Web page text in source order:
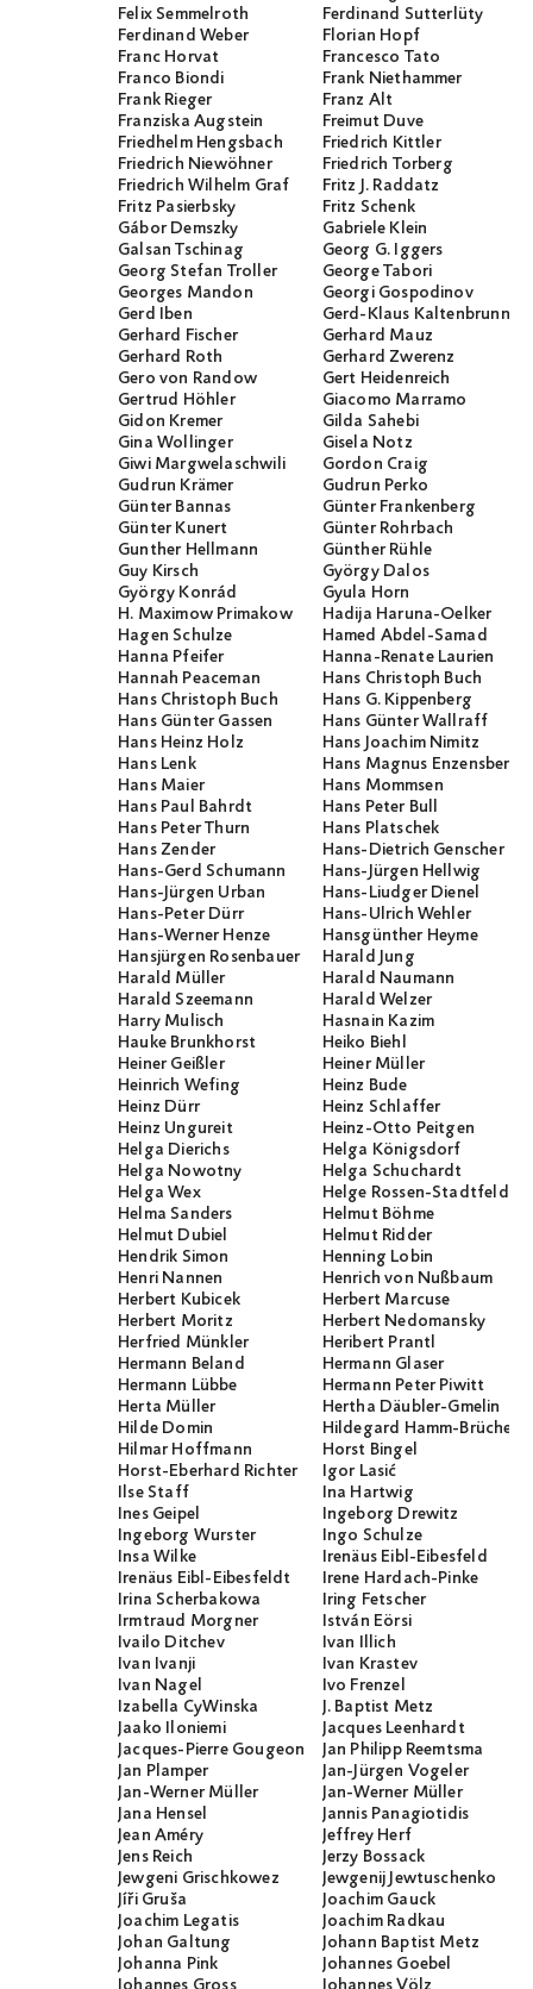
Felix Semmelroth
Ferdinand Sutterlüty
Ferdinand Weber
Florian Hopf
Franc Horvat
Francesco Tato
Franco Biondi
Frank Niethammer
Frank Rieger
Franz Alt
Franziska Augstein
Freimut Duve
Friedhelm Hengsbach
Friedrich Kittler
Friedrich Niewöhner
Friedrich Torberg
Friedrich Wilhelm Graf
Fritz J. Raddatz
Fritz Pasierbsky
Fritz Schenk
Gábor Demszky
Gabriele Klein
Galsan Tschinag
Georg G. Iggers
Georg Stefan Troller
George Tabori
Georges Mandon
Georgi Gospodinov
Gerd Iben
Gerd-Klaus Kaltenbrunner
Gerhard Fischer
Gerhard Mauz
Gerhard Roth
Gerhard Zwerenz
Gero von Randow
Gert Heidenreich
Gertrud Höhler
Giacomo Marramo
Gidon Kremer
Gilda Sahebi
Gina Wollinger
Gisela Notz
Giwi Margwelaschwili
Gordon Craig
Gudrun Krämer
Gudrun Perko
Günter Bannas
Günter Frankenberg
Günter Kunert
Günter Rohrbach
Gunther Hellmann
Günther Rühle
Guy Kirsch
György Dalos
György Konrád
Gyula Horn
H. Maximow Primakow
Hadija Haruna-Oelker
Hagen Schulze
Hamed Abdel-Samad
Hanna Pfeifer
Hanna-Renate Laurien
Hannah Peaceman
Hans Christoph Buch
Hans Christoph Buch
Hans G. Kippenberg
Hans Günter Gassen
Hans Günter Wallraff
Hans Heinz Holz
Hans Joachim Nimitz
Hans Lenk
Hans Magnus
Hans Maier
Hans Mommsen
Hans Paul Bahrdt
Hans Peter Bull
Hans Peter Thurn
Hans Platschek
Hans Zender
Hans-Dietrich Genscher
Hans-Gerd Schumann
Hans-Jürgen Hellwig
Hans-Jürgen Urban
Hans-Liudger Dienel
Hans-Peter Dürr
Hans-Ulrich Wehler
Hans-Werner Henze
Hansgünther Heyme
Hansjürgen Rosenbauer
Harald Jung
Harald Müller
Harald Naumann
Harald Szeemann
Harald Welzer
Harry Mulisch
Hasnain Kazim
Hauke Brunkhorst
Heiko Biehl
Heiner Geißler
Heiner Müller
Heinrich Wefing
Heinz Bude
Heinz Dürr
Heinz Schlaffer
Heinz Ungureit
Heinz-Otto Peitgen
Helga Dierichs
Helga Königsdorf
Helga Nowotny
Helga Schuchardt
Helga Wex
Helge Rossen-Stadtfeld
Helma Sanders
Helmut Böhme
Helmut Dubiel
Helmut Ridder
Hendrik Simon
Henning Lobin
Henri Nannen
Henrich von Nußbaum
Herbert Kubicek
Herbert Marcuse
Herbert Moritz
Herbert Nedomansky
Herfried Münkler
Heribert Prantl
Hermann Beland
Hermann Glaser
Hermann Lübbe
Hermann Peter Piwitt
Herta Müller
Hertha Däubler-Gmelin
Hilde Domin
Hildegard Hamm-Brücher
Hilmar Hoffmann
Horst Bingel
Horst-Eberhard Richter
Igor Lasić
Ilse Staff
Ina Hartwig
Ines Geipel
Ingeborg Drewitz
Ingeborg Wurster
Ingo Schulze
Insa Wilke
Irenäus Eibl-Eibesfeld
Irenäus Eibl-Eibesfeldt
Irene Hardach-Pinke
Irina Scherbakowa
Iring Fetscher
Irmtraud Morgner
István Eörsi
Ivailo Ditchev
Ivan Illich
Ivan Ivanji
Ivan Krastev
Ivan Nagel
Ivo Frenzel
Izabella CyWinska
J. Baptist Metz
Jaako Iloniemi
Jacques Leenhardt
Jacques-Pierre Gougeon
Jan Philipp Reemtsma
Jan Plamper
Jan-Jürgen Vogeler
Jan-Werner Müller
Jan-Werner Müller
Jana Hensel
Jannis Panagiotidis
Jean Améry
Jeffrey Herf
Jens Reich
Jerzy Bossack
Jewgeni Grischkowez
Jewgenij Jewtuschenko
Jíři Gruša
Joachim Gauck
Joachim Legatis
Joachim Radkau
Johan Galtung
Johann Baptist Metz
Johanna Pink
Johannes Goebel